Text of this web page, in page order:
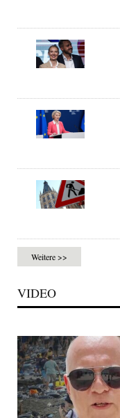
Weitere >>
VIDEO